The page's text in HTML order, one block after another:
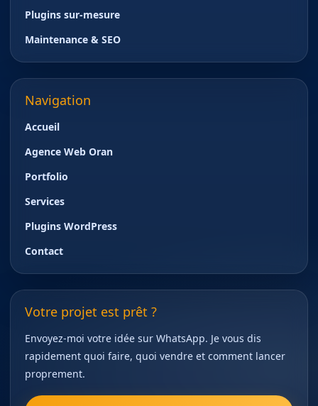
Plugins sur-mesure
Maintenance & SEO
Navigation
Accueil
Agence Web Oran
Portfolio
Services
Plugins WordPress
Contact
Votre projet est prêt ?
Envoyez-moi votre idée sur WhatsApp. Je vous dis
rapidement quoi faire, quoi vendre et comment lancer
proprement.